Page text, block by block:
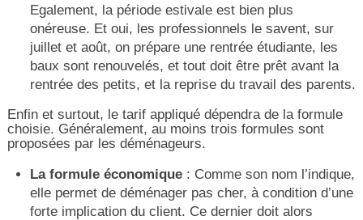
Egalement, la période estivale est bien plus
onéreuse. Et oui, les professionnels le savent, sur
juillet et août, on prépare une rentrée étudiante, les
baux sont renouvelés, et tout doit être prêt avant la
rentrée des petits, et la reprise du travail des parents.
Enfin et surtout, le tarif appliqué dépendra de la formule
choisie. Généralement, au moins trois formules sont
proposées par les déménageurs.
La formule économique: Comme son nom l’indique,
elle permet de déménager pas cher, à condition d’une
forte implication du client. Ce dernier doit alors